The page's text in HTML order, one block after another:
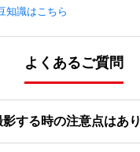
知識はこちら
よくあるご質問
影する時の注意点はあ